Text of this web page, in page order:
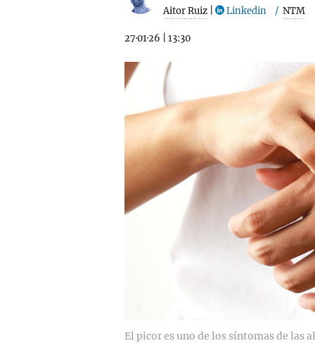
Aitor Ruiz Linkedin NTM
27·01·26 13:30
El picor es uno de los síntomas de las